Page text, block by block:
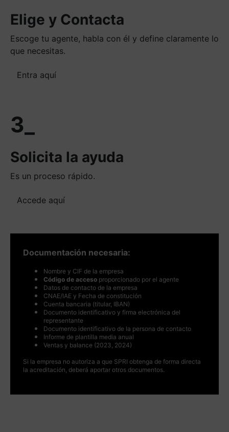
Elige y Contacta
Escoge tu agente, habla con él y define claramente lo
que necesitas.
Entra aquí
3_
Solicita la ayuda
Es un proceso rápido.
Accede aquí
Documentación necesaria:
Nombre y CIF de la empresa
Código de acceso proporcionado por el agente
Datos de contacto de la empresa
CNAE/IAE y Fecha de constitución
Cuenta bancaria (titular, IBAN)
Documento identificativo y firma electrónica del
representante
Documento identificativo de la persona de contacto
Informe de plantilla media anual
Ventas y balance (2023, 2024)
Si la empresa no autoriza a que SPRI obtenga de forma directa
la acreditación, deberá aportar otros documentos.